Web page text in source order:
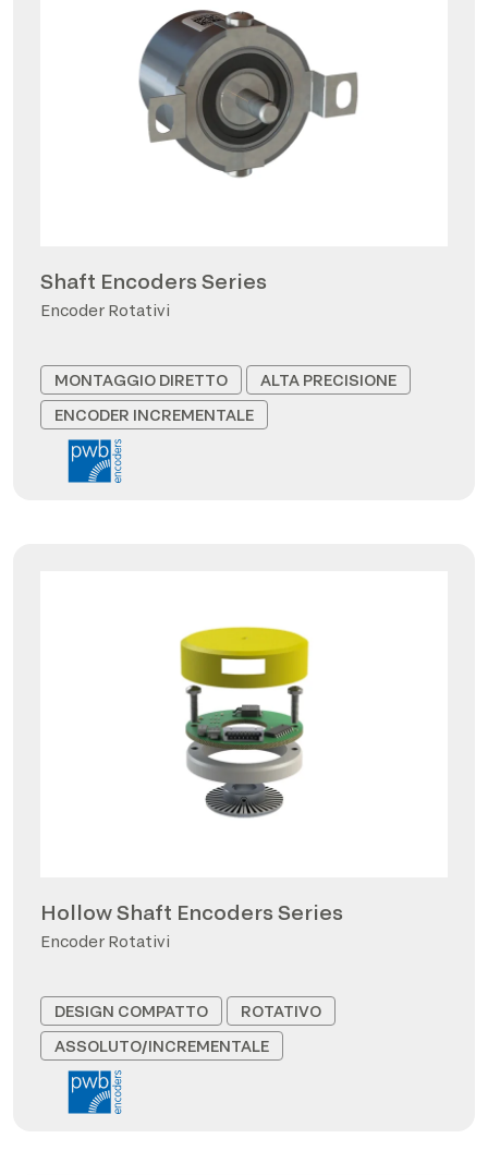
Shaft Encoders Series
Encoder Rotativi
MONTAGGIO DIRETTO
ALTA PRECISIONE
ENCODER INCREMENTALE
Hollow Shaft Encoders Series
Encoder Rotativi
DESIGN COMPATTO
ROTATIVO
ASSOLUTO/INCREMENTALE